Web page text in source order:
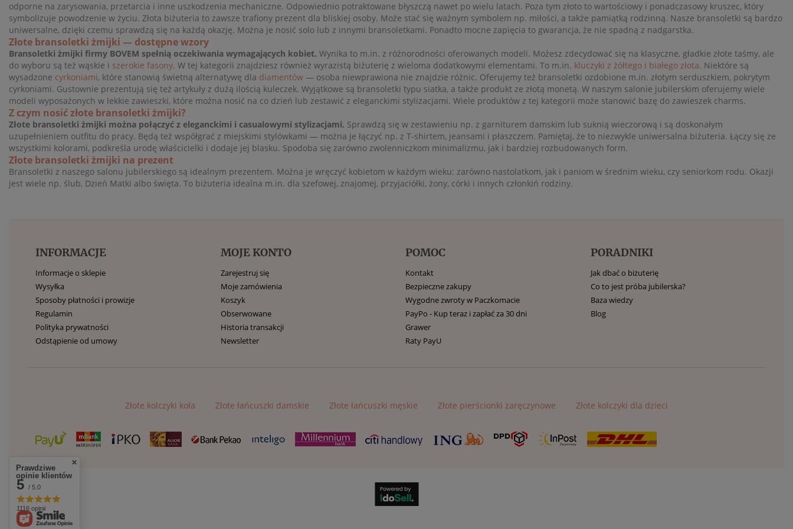
odporne na zarysowania, przetarcia i inne uszkodzenia mechaniczne. Odpowiednio potraktowane błyszczą nawet po wielu latach. Poza tym złoto to wartościowy i ponadczasowy kruszec, który
symbolizuje powodzenie w życiu. Złota biżuteria to zawsze trafiony prezent dla bliskiej osoby. Może stać się ważnym symbolem np. miłości, a także pamiątką rodzinną. Nasze bransoletki są bardzo
uniwersalne, dzięki czemu sprawdzą się na każdą okazję. Można je nosić solo lub z innymi bransoletkami. Ponadto mocne zapięcia to gwarancja, że nie spadną z nadgarstka.
Złote bransoletki żmijki — dostępne wzory
Bransoletki żmijki firmy BOVEM spełnią oczekiwania wymagających kobiet. Wynika to m.in. z różnorodności oferowanych modeli. Możesz zdecydować się na klasyczne, gładkie złote taśmy, ale
do wyboru są też wąskie i szerokie fasony. W tej kategorii znajdziesz również wyrazistą biżuterię z wieloma dodatkowymi elementami. To m.in. kluczyki z żółtego i białego złota. Niektóre są
wysadzone cyrkoniami, które stanowią świetną alternatywę dla diamentów — osoba niewprawiona nie znajdzie różnic. Oferujemy też bransoletki ozdobione m.in. złotym serduszkiem, pokrytym
cyrkoniami. Gustownie prezentują się też artykuły z dużą ilością kuleczek. Wyjątkowe są bransoletki typu siatka, a także produkt ze złotą monetą. W naszym salonie jubilerskim oferujemy wiele
modeli wyposażonych w lekkie zawieszki, które można nosić na co dzień lub zestawić z eleganckimi stylizacjami. Wiele produktów z tej kategorii może stanowić bazę do zawieszek charms.
Z czym nosić złote bransoletki żmijki?
Złote bransoletki żmijki można połączyć z eleganckimi i casualowymi stylizacjami. Sprawdzą się w zestawieniu np. z garniturem damskim lub suknią wieczorową i są doskonałym
uzupełnieniem outfitu do pracy. Będą też współgrać z miejskimi stylówkami — można je łączyć np. z T-shirtem, jeansami i płaszczem. Pamiętaj, że to niezwykle uniwersalna biżuteria. Łączy się ze
wszystkimi kolorami, podkreśla urodę właścicielki i dodaje jej blasku. Spodoba się zarówno zwolenniczkom minimalizmu, jak i bardziej rozbudowanych form.
Złote bransoletki żmijki na prezent
Bransoletki z naszego salonu jubilerskiego są idealnym prezentem. Można je wręczyć kobietom w każdym wieku: zarówno nastolatkom, jak i paniom w średnim wieku, czy seniorkom rodu. Okazji
jest wiele np. ślub, Dzień Matki albo święta. To biżuteria idealna m.in. dla szefowej, znajomej, przyjaciółki, żony, córki i innych członkiń rodziny.
INFORMACJE
Informacje o sklepie
Wysyłka
Sposoby płatności i prowizje
Regulamin
Polityka prywatności
Odstąpienie od umowy
MOJE KONTO
Zarejestruj się
Moje zamówienia
Koszyk
Obserwowane
Historia transakcji
Newsletter
POMOC
Kontakt
Bezpieczne zakupy
Wygodne zwroty w Paczkomacie
PayPo - Kup teraz i zapłać za 30 dni
Grawer
Raty PayU
PORADNIKI
Jak dbać o biżuterię
Co to jest próba jubilerska?
Baza wiedzy
Blog
Złote kolczyki koła Złote łańcuszki damskie Złote łańcuszki męskie Złote pierścionki zaręczynowe Złote kolczyki dla dzieci
Prawdziwe
opinie klientów
5 / 5.0
1116 opinii